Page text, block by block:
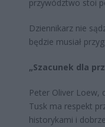
przywództwo stoi
Dziennikarz nie
będzie musiał
„Szacunek dla
Peter Oliver Loew,
Tusk ma respekt
historykami i